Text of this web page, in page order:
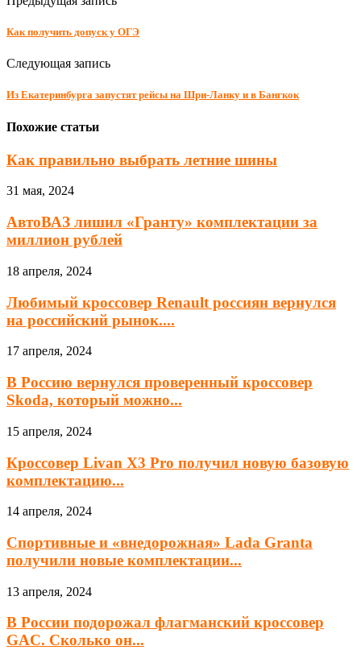
Как получить допуск у ОГЭ
Следующая запись
Из Екатеринбурга запустят рейсы на Шри-Ланку и в Бангкок
Похожие статьи
Как правильно выбрать летние шины
31 мая, 2024
АвтоВАЗ лишил «Гранту» комплектации за
миллион рублей
18 апреля, 2024
Любимый кроссовер Renault россиян вернулся
на российский рынок....
17 апреля, 2024
В Россию вернулся проверенный кроссовер
Skoda, который можно...
15 апреля, 2024
Кроссовер Livan X3 Pro получил новую базовую
комплектацию...
14 апреля, 2024
Спортивные и «внедорожная» Lada Granta
получили новые комплектации...
13 апреля, 2024
В России подорожал флагманский кроссовер
GAC. Сколько он...